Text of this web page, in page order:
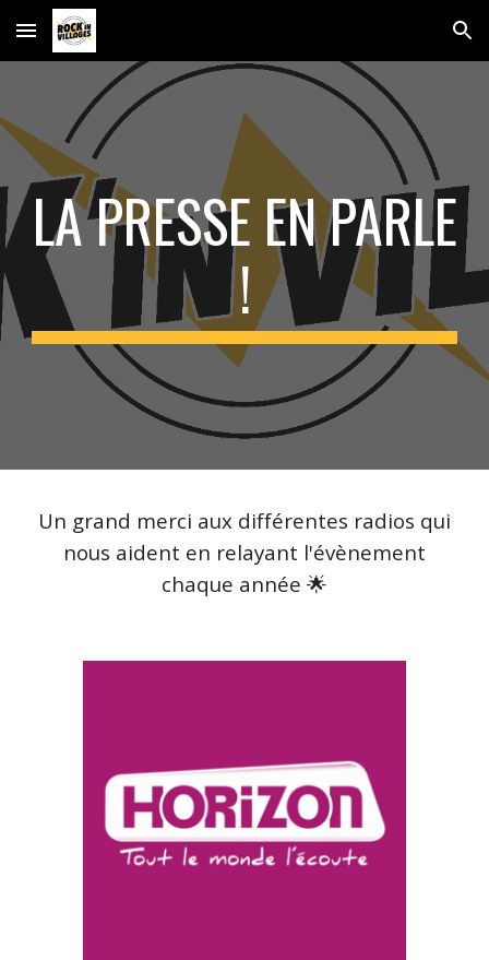
Skip to main content Skip to navigation
LA PRESSE EN PARLE
!
Un grand merci aux différentes radios qui
nous aident en relayant l'évènement
chaque année 🌟